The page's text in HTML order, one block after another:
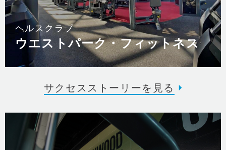
ヘルスクラブ
ウエストパーク・フィットネス
サクセスストーリーを見る